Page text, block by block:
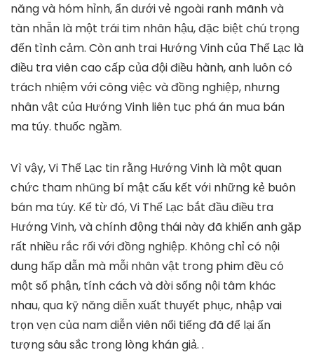
năng và hóm hỉnh, ẩn dưới vẻ ngoài ranh mãnh và
tàn nhẫn là một trái tim nhân hậu, đặc biệt chú trọng
đến tình cảm. Còn anh trai Hướng Vinh của Thế Lạc là
điều tra viên cao cấp của đội điều hành, anh luôn có
trách nhiệm với công việc và đồng nghiệp, nhưng
nhân vật của Hướng Vinh liên tục phá án mua bán
ma túy. thuốc ngầm.
Vì vậy, Vi Thế Lạc tin rằng Hướng Vinh là một quan
chức tham nhũng bí mật cấu kết với những kẻ buôn
bán ma túy. Kể từ đó, Vi Thế Lạc bắt đầu điều tra
Hướng Vinh, và chính động thái này đã khiến anh gặp
rất nhiều rắc rối với đồng nghiệp. Không chỉ có nội
dung hấp dẫn mà mỗi nhân vật trong phim đều có
một số phận, tính cách và đời sống nội tâm khác
nhau, qua kỹ năng diễn xuất thuyết phục, nhập vai
trọn vẹn của nam diễn viên nổi tiếng đã để lại ấn
tượng sâu sắc trong lòng khán giả. .